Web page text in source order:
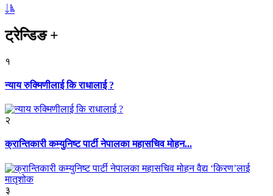
ट्रेन्डिङ+
१
न्याय रुक्मिणीलाई कि राधालाई ?
२
क्रान्तिकारी कम्युनिष्ट पार्टी नेपालका महासचिव मोहन...
३